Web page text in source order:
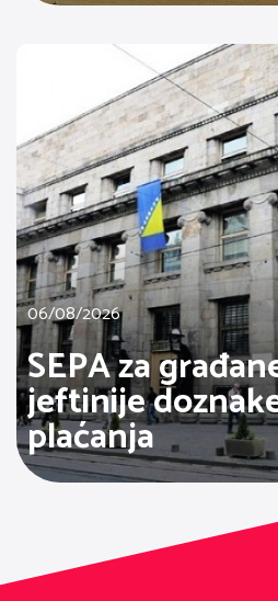
06/08/2026
SEPA za
jeftinije
plaćanja